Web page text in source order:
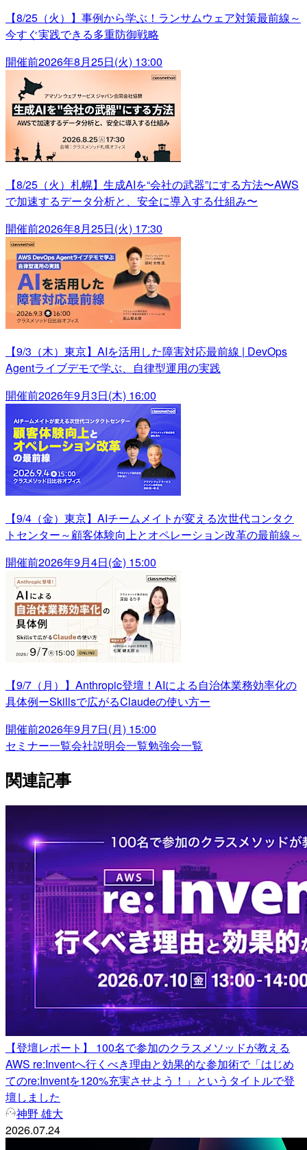
【8/25（火）】事例から学ぶ！ランサムウェア対策最前線～
今すぐ実践できる多重防御戦略
開催前2026年8月25日(火) 13:00
【8/25（火）札幌】生成AIを“会社の武器”にする方法〜AWS
で加速するデータ分析と、安全に導入する仕組み〜
開催前2026年8月25日(火) 17:30
【9/3（木）東京】AIを活用した障害対応最前線 | DevOps
Agentライブデモで学ぶ、自律型運用の実践
開催前2026年9月3日(木) 16:00
【9/4（金）東京】AIチームメイトが変える次世代コンタク
トセンター～顧客体験向上とオペレーション改革の最前線～
開催前2026年9月4日(金) 15:00
【9/7（月）】Anthropic登壇！AIによる自治体業務効率化の
具体例ーSkillsで広がるClaudeの使い方ー
開催前2026年9月7日(月) 15:00
セミナー一覧会社説明会一覧勉強会一覧
関連記事
【登壇レポート】 100名で参加のクラスメソッドが教える
AWS re:Inventへ行くべき理由と効果的な参加術で「はじめ
てのre:Inventを120%充実させよう！」というタイトルで登
壇しました
神野 雄大
2026.07.24